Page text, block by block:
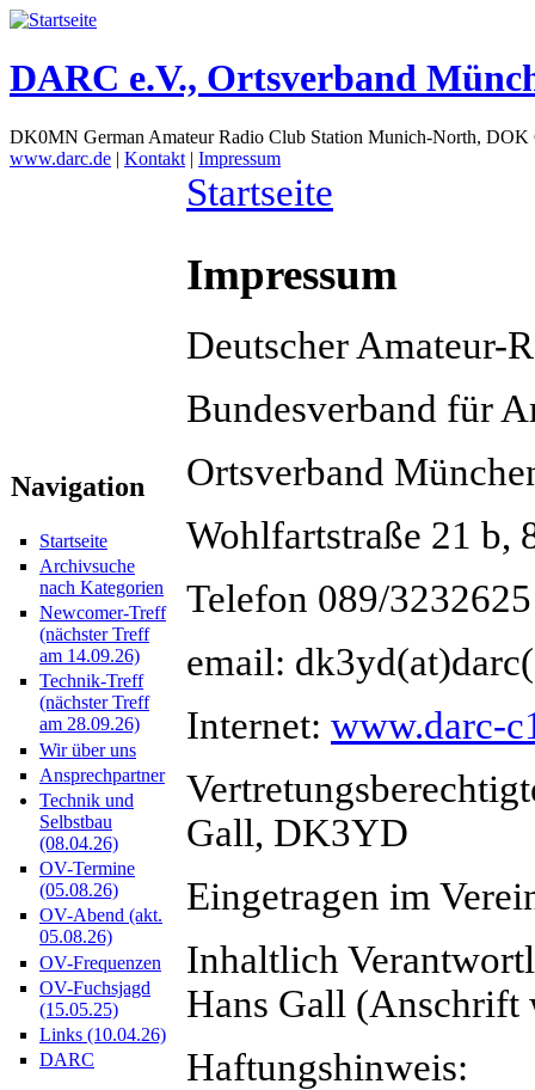
DARC e.V., Ortsverband
DK0MN German Amateur Radio Club Station Munich-North,
www.darc.de | Kontakt | Impressum
Navigation
Startseite
Archivsuche
nach Kategorien
Newcomer-Treff
(nächster Treff
am 14.09.26)
Technik-Treff
(nächster Treff
am 28.09.26)
Wir über uns
Ansprechpartner
Technik und
Selbstbau
(08.04.26)
OV-Termine
(05.08.26)
OV-Abend (akt.
05.08.26)
OV-Frequenzen
OV-Fuchsjagd
(15.05.25)
Links (10.04.26)
DARC
Startseite
Impressum
Deutscher Amateur-
Bundesverband für
Ortsverband
Wohlfartstraße 21 b,
Telefon 089/3232625
email:
Internet: www.darc-
Gall, DK3YD
Eingetragen im
Inhaltlich
Hans Gall (Anschrift
Haftungshinweis: